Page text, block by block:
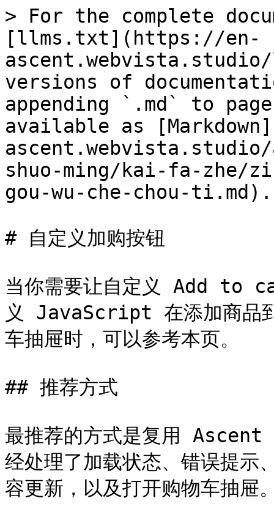
> For the complete
[llms.txt](https://en-
versions of
appending `.md` to
available as
ascent.webvista.studio/
shuo-ming/kai-fa-zhe/
gou-wu-che-chou-ti.md).
# 自定义加购按钮
当你需要让自定义 Add to
义 JavaScript 在添加商品
车抽屉时，可以参考本页。
## 推荐方式
最推荐的方式是复用
经处理了加载状态、错误提示
容更新，以及打开购物车抽屉